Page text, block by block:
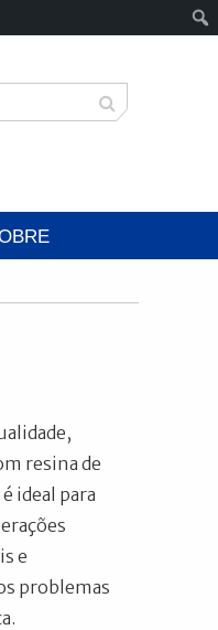
resina de
ideal para
e
problemas